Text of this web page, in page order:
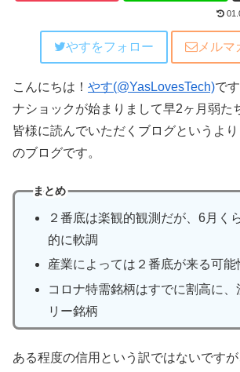
やすをフォロー メルマ
こんにちは！ やす(@YasLovesTech)で
ナショックが始まりまして早2ヶ月弱た
皆様に読んでいただくブログというよ
のブログです。
まとめ
２番底は楽観的観測だが、6月く
的に軟調
産業によっては２番底が来る可能
コロナ特需銘柄はすでに割高に、
リー銘柄
ある程度の信用という訳ではないです